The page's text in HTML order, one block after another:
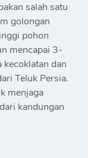
salah satu
golongan
pohon
mencapai 3-
dan
Teluk Persia.
menjaga
kandungan